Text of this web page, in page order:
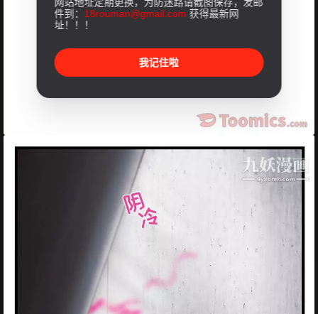
件到： 18rouman@gmail.com 获得最新网
址！！！
我记住啦